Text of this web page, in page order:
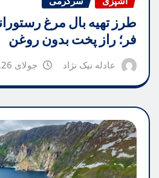
طرز تهیه بال مرغ
فر؛ راز پخت بدون روغن
عادله نیک نژاد جولای 26, 2026